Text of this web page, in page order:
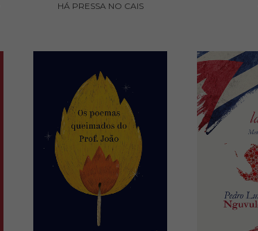
HÁ PRESSA NO CAIS